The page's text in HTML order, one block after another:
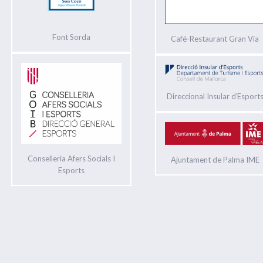
Font Sorda
Conselleria Afers Socials I
Esports
Café-Restaurant Gran Vía
Direccional Insular d′Esports
Ajuntament de Palma IME